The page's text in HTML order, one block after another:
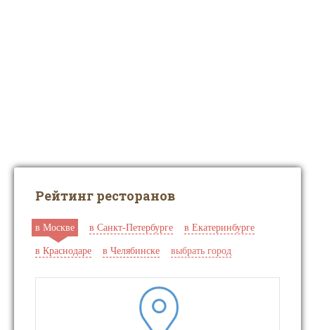
Рейтинг ресторанов
в Москве в Санкт-Петербурге в Екатеринбурге
в Краснодаре в Челябинске выбрать город